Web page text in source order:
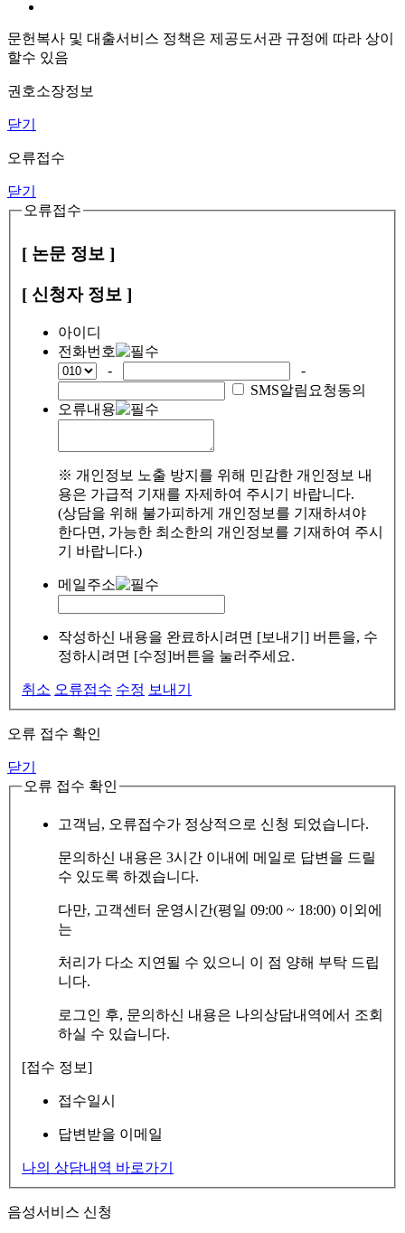
문헌복사 및 대출서비스 정책은 제공도서관 규정에 따라 상이
할수 있음
권호소장정보
닫기
오류접수
닫기
오류접수
[ 논문 정보 ]
[ 신청자 정보 ]
아이디
전화번호
-
-
SMS알림요청동의
오류내용
※ 개인정보 노출 방지를 위해 민감한 개인정보 내
용은 가급적 기재를 자제하여 주시기 바랍니다.
(상담을 위해 불가피하게 개인정보를 기재하셔야
한다면, 가능한 최소한의 개인정보를 기재하여 주시
기 바랍니다.)
메일주소
작성하신 내용을 완료하시려면 [보내기] 버튼을, 수
정하시려면 [수정]버튼을 눌러주세요.
취소 오류접수 수정 보내기
오류 접수 확인
닫기
오류 접수 확인
고객님, 오류접수가 정상적으로 신청 되었습니다.
문의하신 내용은 3시간 이내에 메일로 답변을 드릴
수 있도록 하겠습니다.
다만, 고객센터 운영시간(평일 09:00 ~ 18:00) 이외에
는
처리가 다소 지연될 수 있으니 이 점 양해 부탁 드립
니다.
로그인 후, 문의하신 내용은 나의상담내역에서 조회
하실 수 있습니다.
[접수 정보]
접수일시
답변받을 이메일
나의 상담내역 바로가기
음성서비스 신청